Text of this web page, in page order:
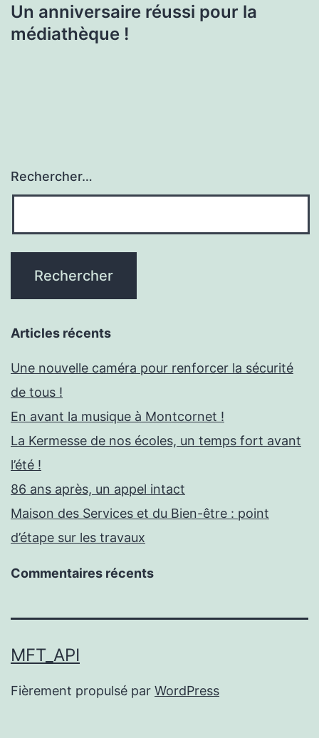
Un anniversaire réussi pour la
médiathèque !
Rechercher…
Articles récents
Une nouvelle caméra pour renforcer la sécurité
de tous !
En avant la musique à Montcornet !
La Kermesse de nos écoles, un temps fort avant
l’été !
86 ans après, un appel intact
Maison des Services et du Bien-être : point
d’étape sur les travaux
Commentaires récents
MFT_API
Fièrement propulsé par WordPress